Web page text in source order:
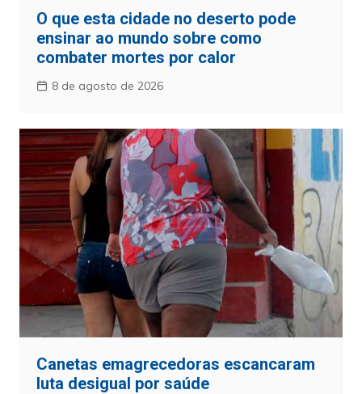
O que esta cidade no deserto pode
ensinar ao mundo sobre como
combater mortes por calor
8 de agosto de 2026
Canetas emagrecedoras escancaram
luta desigual por saúde